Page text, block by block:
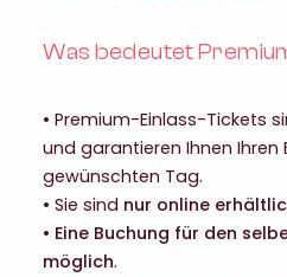
Was bedeutet
• Premium-Einlass-Tickets
und garantieren Ihnen Ihren
gewünschten Tag.
• Sie sind nur online
• Eine Buchung für den
möglich.